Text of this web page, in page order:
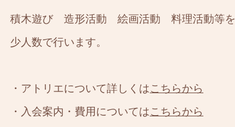
積木遊び 造形活動 絵画活動 料理活動等を
​少人数で行います。
・アトリエについて詳しくは​こちらから
・入会案内・費用についてはこちらから